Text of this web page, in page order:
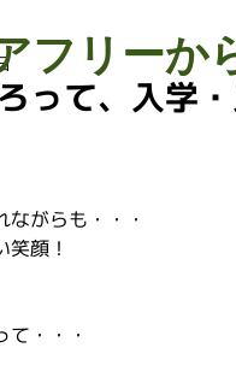
って、入学
ながらも・・・
笑顔！
・・・
フリーか